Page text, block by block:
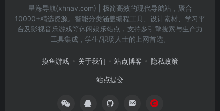
星海导航(xhnav.com) | 极简高效的现代导航站，聚合
10000+精选资源。智能分类涵盖编程工具、设计素材、学习平
台及影视音乐游戏等休闲娱乐站点，支持多引擎搜索与生产力
工具集成，学生/职场人士的上网首选。
摸鱼游戏 关于我们 站点博客 隐私政策
站点提交